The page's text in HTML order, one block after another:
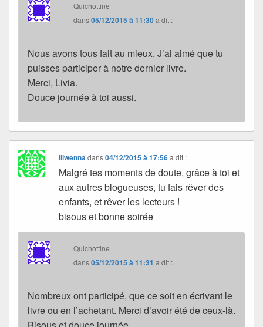
Quichottine
dans05/12/2015 à 11:30a dit :
Nous avons tous fait au mieux. J’ai aimé que tu
puisses participer à notre dernier livre.
Merci, Livia.
Douce journée à toi aussi.
lilwennadans04/12/2015 à 17:56 a dit :
Malgré tes moments de doute, grâce à toi et
aux autres blogueuses, tu fais rêver des
enfants, et rêver les lecteurs !
bisous et bonne soirée
Quichottine
dans05/12/2015 à 11:31 a dit :
Nombreux ont participé, que ce soit en écrivant le
livre ou en l’achetant. Merci d’avoir été de ceux-là.